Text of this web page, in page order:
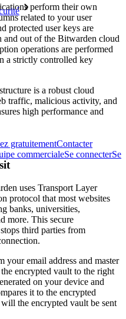
gratuitementContacter
commercialeSe connecterSe
perform their own
related to your user
protected user keys are
and out of the Bitwarden cloud
operations are performed
a strictly controlled key
is a robust cloud
traffic, malicious activity, and
high performance and
uses Transport Layer
protocol that most websites
banks, universities,
more. This secure
third parties from
your email address and master
encrypted vault to the right
on your device and
it to the encrypted
the encrypted vault be sent